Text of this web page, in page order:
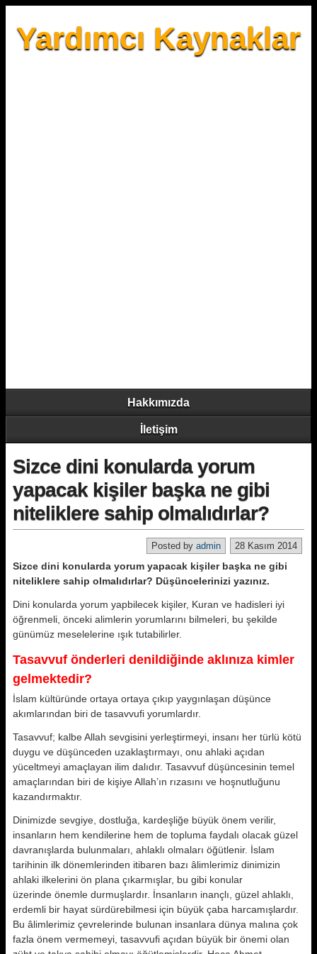
Yardımcı Kaynaklar
Hakkımızda
İletişim
Sizce dini konularda yorum
yapacak kişiler başka ne gibi
niteliklere sahip olmalıdırlar?
28 Kasım 2014
Posted by admin
Sizce dini konularda yorum yapacak kişiler başka ne gibi
niteliklere sahip olmalıdırlar? Düşüncelerinizi yazınız.
Dini konularda yorum yapbilecek kişiler, Kuran ve hadisleri iyi
öğrenmeli, önceki alimlerin yorumlarını bilmeleri, bu şekilde
günümüz meselelerine ışık tutabilirler.
Tasavvuf önderleri denildiğinde aklınıza kimler
gelmektedir?
İslam kültüründe ortaya ortaya çıkıp yaygınlaşan düşünce
akımlarından biri de tasavvufi yorumlardır.
Tasavvuf; kalbe Allah sevgisini yerleştirmeyi, insanı her türlü kötü
duygu ve düşünceden uzaklaştırmayı, onu ahlaki açıdan
yüceltmeyi amaçlayan ilim dalıdır. Tasavvuf düşüncesinin temel
amaçlarından biri de kişiye Allah’ın rızasını ve hoşnutluğunu
kazandırmaktır.
Dinimizde sevgiye, dostluğa, kardeşliğe büyük önem verilir,
insanların hem kendilerine hem de toplu­ma faydalı olacak güzel
davranışlarda bulunmaları, ahlaklı olmaları öğütlenir. İslam
tarihinin ilk dönem­lerinden itibaren bazı âlimlerimiz dinimizin
ahlaki ilkelerini ön plana çıkarmışlar, bu gibi konular
üzerinde önemle durmuşlardır. İnsanların inançlı, güzel ahlaklı,
erdemli bir hayat sürdürebilmesi için büyük çaba harcamışlardır.
Bu âlimlerimiz çevrelerinde bulunan insanlara dünya malına çok
fazla önem vermemeyi, tasavvufi açıdan büyük bir önemi olan